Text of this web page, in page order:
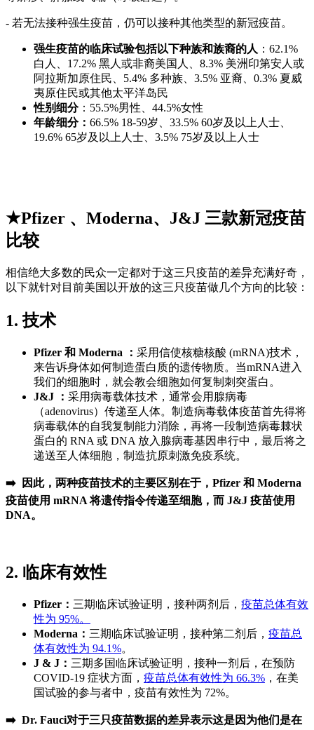
- 若无法接种强生疫苗，仍可以接种其他类型的新冠疫苗。
强生疫苗的临床试验包括以下种族和族裔的人 ：62.1%
白人、17.2% 黑人或非裔美国人、8.3% 美洲印第安人或
阿拉斯加原住民、5.4% 多种族、3.5% 亚裔、0.3% 夏威
夷原住民或其他太平洋岛民
性别细分：55.5%男性、44.5%女性
年龄细分： 66.5% 18-59岁、33.5% 60岁及以上人士、
19.6% 65岁及以上人士、3.5% 75岁及以上人士
★Pfizer 、Moderna、J&J 三款新冠疫苗
比较
相信绝大多数的民众一定都对于这三只疫苗的差异充满好奇，
以下就针对目前美国以开放的这三只疫苗做几个方向的比较：
1. 技术
Pfizer 和 Moderna ： 采用信使核糖核酸 (mRNA)技术，
来告诉身体如何制造蛋白质的遗传物质。当mRNA进入
我们的细胞时，就会教会细胞如何复制刺突蛋白。
J&J ： 采用病毒载体技术，通常会用腺病毒
（adenovirus）传递至人体。制造病毒载体疫苗首先得将
病毒载体的自我复制能力消除，再将一段制造病毒棘状
蛋白的 RNA 或 DNA 放入腺病毒基因串行中，最后将之
递送至人体细胞，制造抗原刺激免疫系统。
➡️ 因此，两种疫苗技术的主要区别在于，Pfizer 和 Moderna
疫苗使用 mRNA 将遗传指令传递至细胞，而 J&J 疫苗使用
DNA。
2. 临床有效性
Pfizer： 三期临床试验证明，接种两剂后， 疫苗总体有效
性为 95%。
Moderna： 三期临床试验证明，接种第二剂后， 疫苗总
体有效性为 94.1%。
J & J： 三期多国临床试验证明，接种一剂后，在预防
COVID-19 症状方面， 疫苗总体有效性为 66.3% ，在美
国试验的参与者中，疫苗有效性为 72%。
➡️ Dr. Fauci对于三只疫苗数据的差异表示这是因为他们是在